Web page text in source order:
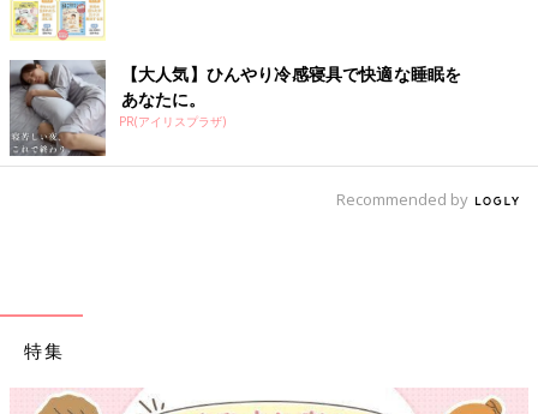
【大人気】ひんやり冷感寝具で快適な睡眠を
あなたに。
PR(アイリスプラザ)
Recommended by
特集